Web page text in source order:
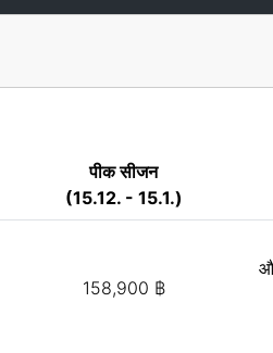
पीक सीजन
(15.12. - 15.1.)
158,900 ฿